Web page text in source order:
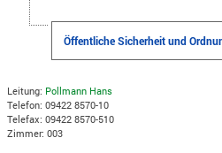
Öffentliche Sicherheit und
Leitung: Pollmann Hans
Telefon: 09422 8570-10
Telefax: 09422 8570-510
Zimmer: 003